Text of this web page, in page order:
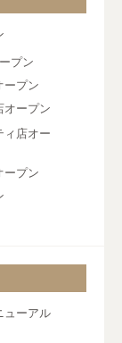
プン
ープン
オープン
ィ店オー
ープン
ューアル